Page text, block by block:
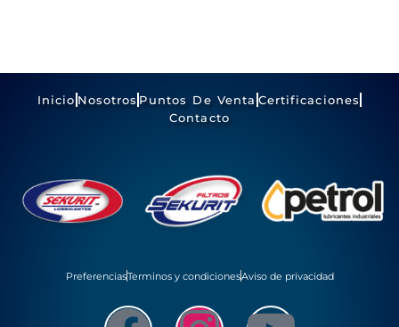
Inicio Nosotros Puntos De Venta Certificaciones
Contacto
PreferenciasTerminos y condicionesAviso de privacidad